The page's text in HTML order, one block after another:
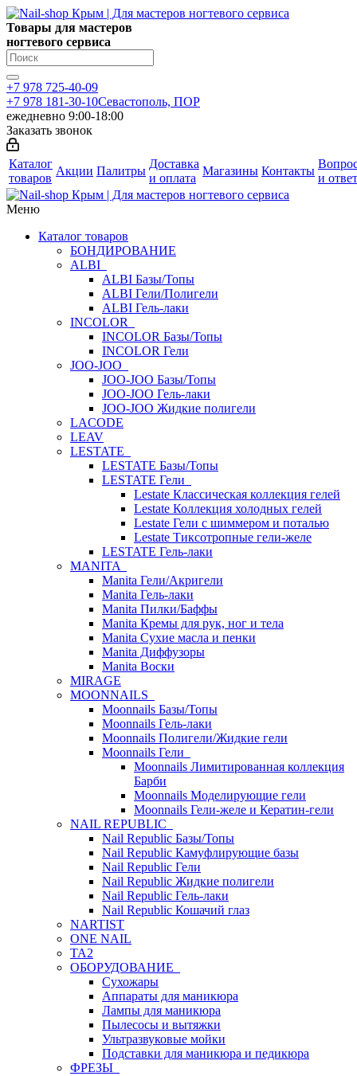
Товары для мастеров
ногтевого сервиса
+7 978 725-40-09
+7 978 181-30-10Севастополь, ПОР
ежедневно 9:00-18:00
Заказать звонок
Каталог
товаров
Акции Палитры
Доставка
и оплата
Магазины Контакты
и
Меню
Каталог товаров
БОНДИРОВАНИЕ
ALBI
ALBI Базы/Топы
ALBI Гели/Полигели
ALBI Гель-лаки
INCOLOR
INCOLOR Базы/Топы
INCOLOR Гели
JOO-JOO
JOO-JOO Базы/Топы
JOO-JOO Гель-лаки
JOO-JOO Жидкие полигели
LACODE
LEAV
LESTATE
LESTATE Базы/Топы
LESTATE Гели
Lestate Классическая коллекция гелей
Lestate Коллекция холодных гелей
Lestate Гели с шиммером и поталью
Lestate Тиксотропные гели-желе
LESTATE Гель-лаки
MANITA
Manita Гели/Акригели
Manita Гель-лаки
Manita Пилки/Баффы
Manita Кремы для рук, ног и тела
Manita Сухие масла и пенки
Manita Диффузоры
Manita Воски
MIRAGE
MOONNAILS
Moonnails Базы/Топы
Moonnails Гель-лаки
Moonnails Полигели/Жидкие гели
Moonnails Гели
Moonnails Лимитированная коллекция
Барби
Moonnails Моделирующие гели
Moonnails Гели-желе и Кератин-гели
NAIL REPUBLIC
Nail Republic Базы/Топы
Nail Republic Камуфлирующие базы
Nail Republic Гели
Nail Republic Жидкие полигели
Nail Republic Гель-лаки
Nail Republic Кошачий глаз
NARTIST
ONE NAIL
TA2
ОБОРУДОВАНИЕ
Сухожары
Аппараты для маникюра
Лампы для маникюра
Пылесосы и вытяжки
Ультразвуковые мойки
Подставки для маникюра и педикюра
ФРЕЗЫ